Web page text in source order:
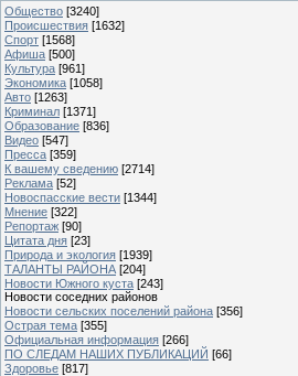
Общество [3240]
Происшествия [1632]
Спорт [1568]
Афиша [500]
Культура [961]
Экономика [1058]
Авто [1263]
Криминал [1371]
Образование [836]
Видео [547]
Пресса [359]
К вашему сведению [2714]
Реклама [52]
Новоспасские вести [1344]
Мнение [322]
Репортаж [90]
Цитата дня [23]
Природа и экология [1939]
ТАЛАНТЫ РАЙОНА [204]
Новости Южного куста [243]
Новости соседних районов
Новости сельских поселений района [356]
Острая тема [355]
Официальная информация [266]
ПО СЛЕДАМ НАШИХ ПУБЛИКАЦИЙ [66]
Здоровье [817]